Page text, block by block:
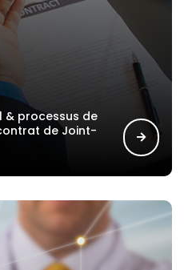
processus de
de Joint-